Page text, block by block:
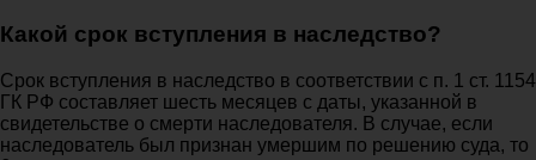
Какой срок вступления в наследство?
Срок вступления в наследство в соответствии с п. 1 ст. 1154
ГК РФ составляет шесть месяцев с даты, указанной в
свидетельстве о смерти наследователя. В случае, если
наследователь был признан умершим по решению суда, то